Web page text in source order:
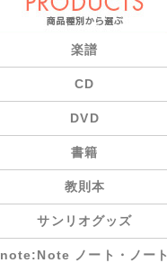
楽譜
CD
DVD
書籍
教則本
サンリオグッズ
note:Note ノート・ノート